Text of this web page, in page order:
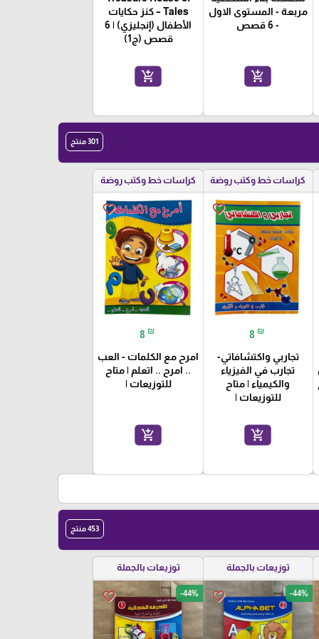
مربعة - المستوى الاول
- 6 قصص
add_shopping_cart
Tales – كنز حكايات
الأطفال (إنجليزي) | 6
قصص (ج1)
add_shopping_cart
301 منتج
كراسات خط وكتب روضة
favorite_border
8 ₪
تجاربي واكتشافاتي-
تجارب في الفيزياء
والكيمياء | متاح
للتوزيعات |
add_shopping_cart
كراسات خط وكتب روضة
favorite_border
8 ₪
امرح مع الكلمات - العب
.. امرح .. اتعلم | متاح
للتوزيعات |
add_shopping_cart
453 منتج
توزيعات بالجملة
favorite_border -44%
توزيعات بالجملة
favorite_border -44%